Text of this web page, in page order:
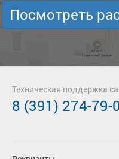
Посмотреть
Техническая поддержка
8 (391) 274-79-